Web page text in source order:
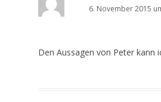
6. November 2015
Den Aussagen von Peter kann